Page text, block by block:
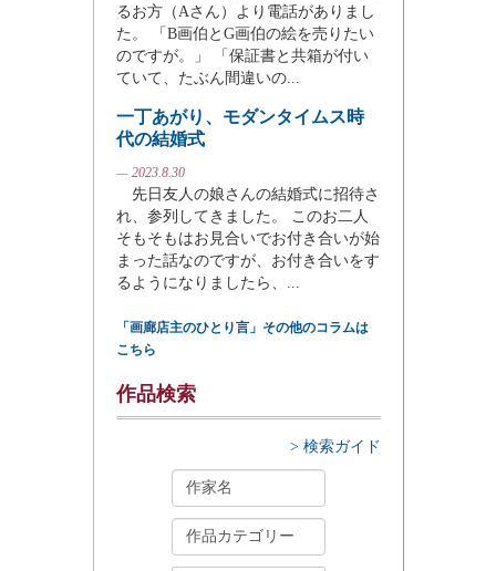
るお方（Aさん）より電話がありまし
た。 「B画伯とG画伯の絵を売りたい
のですが。」 「保証書と共箱が付い
ていて、たぶん間違いの...
一丁あがり、モダンタイムス時
代の結婚式
— 2023.8.30
先日友人の娘さんの結婚式に招待さ
れ、参列してきました。 このお二人
そもそもはお見合いでお付き合いが始
まった話なのですが、お付き合いをす
るようになりましたら、...
「画廊店主のひとり言」その他のコラムは
こちら
作品検索
> 検索ガイド